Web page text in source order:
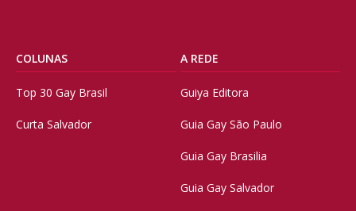
COLUNAS
Top 30 Gay Brasil
Curta Salvador
A REDE
Guiya Editora
Guia Gay São Paulo
Guia Gay Brasilia
Guia Gay Salvador